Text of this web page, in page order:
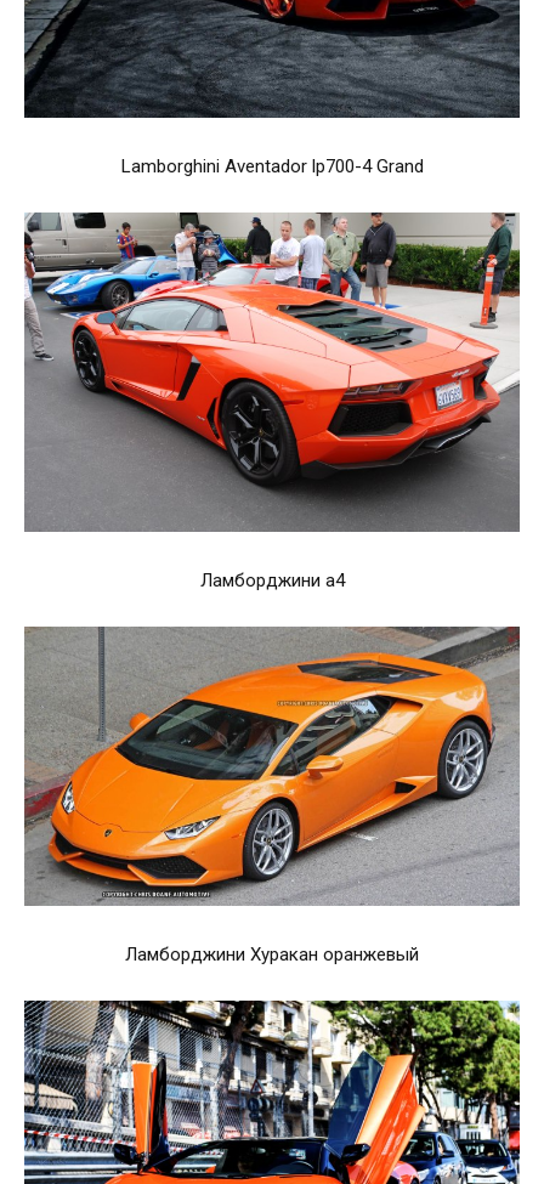
Lamborghini Aventador lp700-4 Grand
Ламборджини а4
Ламборджини Хуракан оранжевый